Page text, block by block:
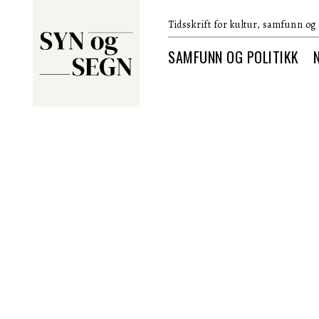
Tidsskrift for kultur, samfunn og
SAMFUNN OG POLITIKK